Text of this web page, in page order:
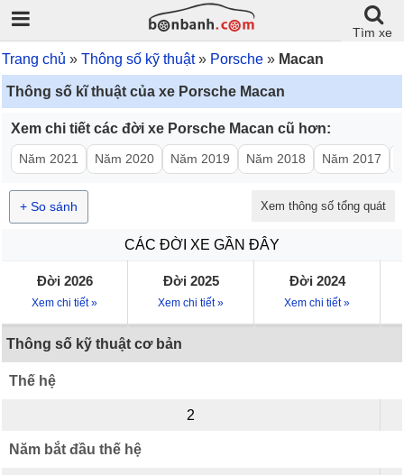
Tìm xe
Trang chủ Thông số kỹ thuật Porsche Macan
Thông số kĩ thuật của xe Porsche Macan
Xem chi tiết các đời xe Porsche Macan cũ hơn:
Năm 2021 Năm 2020 Năm 2019 Năm 2018 Năm 2017
+ So sánh Xem thông số tổng quát
CÁC ĐỜI XE GẦN ĐÂY
Đời 2026
Xem chi tiết »
Đời 2025
Xem chi tiết »
Đời 2024
Xem chi tiết »
Thông số kỹ thuật cơ bản
Thế hệ
2
Năm bắt đầu thế hệ